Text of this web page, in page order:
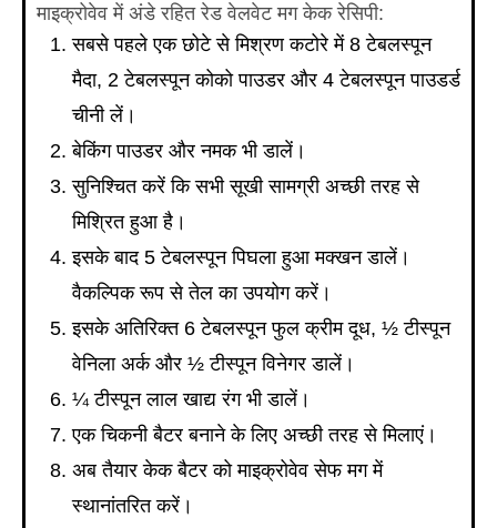
माइक्रोवेव में अंडे रहित रेड वेलवेट मग केक रेसिपी:
सबसे पहले एक छोटे से मिश्रण कटोरे में 8 टेबलस्पून
मैदा, 2 टेबलस्पून कोको पाउडर और 4 टेबलस्पून पाउडर्ड
चीनी लें।
बेकिंग पाउडर और नमक भी डालें।
सुनिश्चित करें कि सभी सूखी सामग्री अच्छी तरह से
मिश्रित हुआ है।
इसके बाद 5 टेबलस्पून पिघला हुआ मक्खन डालें।
वैकल्पिक रूप से तेल का उपयोग करें।
इसके अतिरिक्त 6 टेबलस्पून फुल क्रीम दूध, ½ टीस्पून
वेनिला अर्क और ½ टीस्पून विनेगर डालें।
¼ टीस्पून लाल खाद्य रंग भी डालें।
एक चिकनी बैटर बनाने के लिए अच्छी तरह से मिलाएं।
अब तैयार केक बैटर को माइक्रोवेव सेफ मग में
स्थानांतरित करें।